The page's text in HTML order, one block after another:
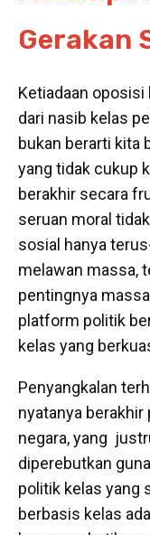
Gerakan
Ketiadaan
dari nasib kelas
bukan berarti kita
yang tidak cukup
berakhir secara
seruan moral
sosial hanya
melawan massa,
pentingnya
platform politik
kelas yang
Penyangkalan
nyatanya berakhir
negara, yang
diperebutkan
politik kelas yang
berbasis kelas